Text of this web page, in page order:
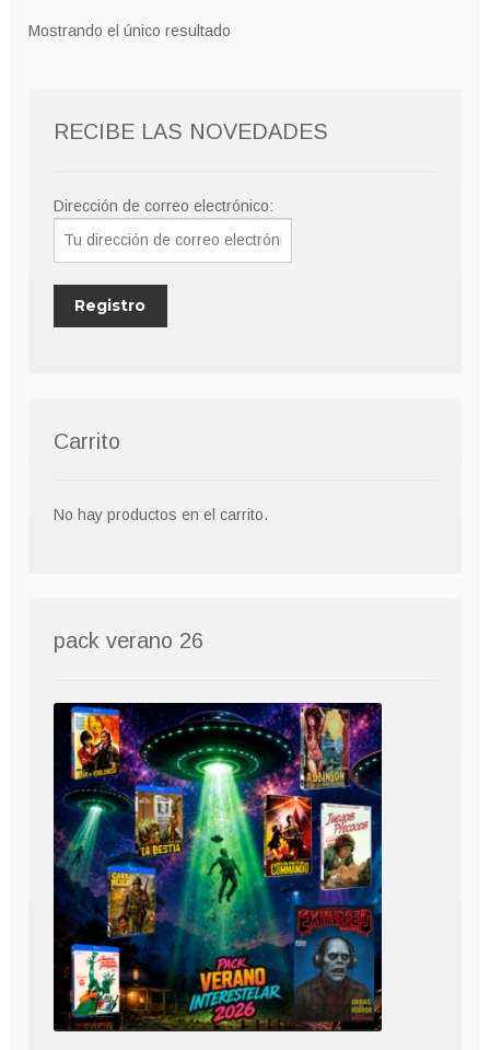
Mostrando el único resultado
RECIBE LAS NOVEDADES
Dirección de correo electrónico:
Carrito
No hay productos en el carrito.
pack verano 26